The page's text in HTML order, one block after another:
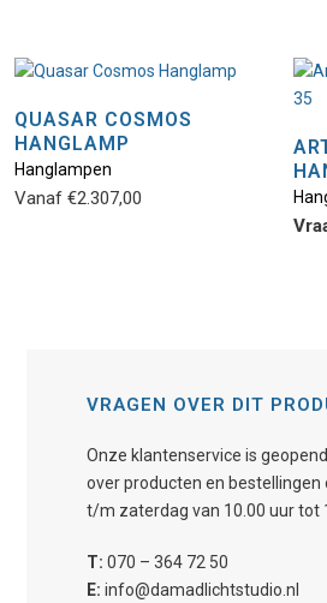
QUASAR COSMOS
HANGLAMP
Hanglampen
Vanaf €2.307,00
VRAGEN OVER DIT
Onze klantenservice is
over producten en bestellingen
t/m zaterdag van 10.00 uur tot
T: 070 – 364 72 50
E: info@damadlichtstudio.nl